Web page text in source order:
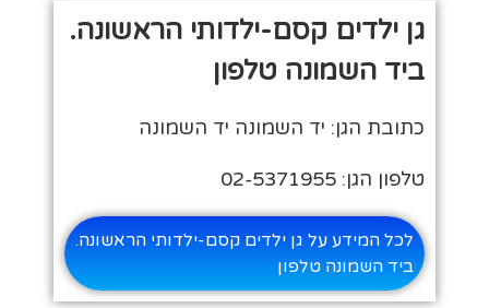
גן ילדים קסם-ילדותי הראשונה.
ביד השמונה טלפון
כתובת הגן: יד השמונה יד השמונה
טלפון הגן: 02-5371955
לכל המידע על גן ילדים קסם-ילדותי הראשונה.
ביד השמונה טלפון